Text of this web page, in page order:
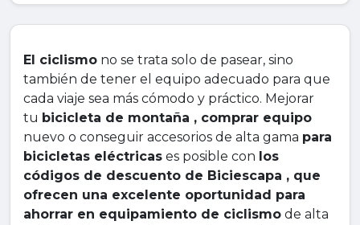
El ciclismo no se trata solo de pasear, sino
también de tener el equipo adecuado para que
cada viaje sea más cómodo y práctico. Mejorar
tu bicicleta de montaña , comprar equipo
nuevo o conseguir accesorios de alta gama para
bicicletas eléctricas es posible con los
códigos de descuento de Biciescapa , que
ofrecen una excelente oportunidad para
ahorrar en equipamiento de ciclismo de alta